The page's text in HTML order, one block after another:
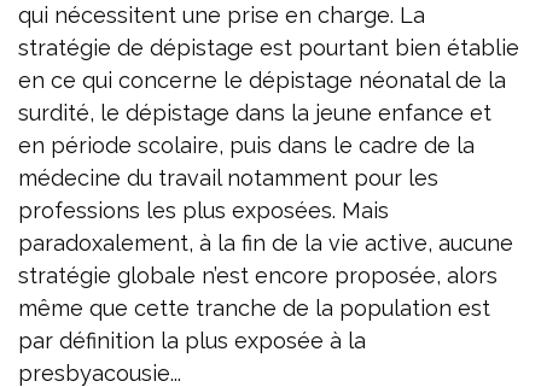
qui nécessitent une prise en charge. La
stratégie de dépistage est pourtant bien établie
en ce qui concerne le dépistage néonatal de la
surdité, le dépistage dans la jeune enfance et
en période scolaire, puis dans le cadre de la
médecine du travail notamment pour les
professions les plus exposées. Mais
paradoxalement, à la fin de la vie active, aucune
stratégie globale n’est encore proposée, alors
même que cette tranche de la population est
par définition la plus exposée à la
presbyacousie...